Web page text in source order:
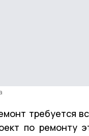
требуется
по ремонту